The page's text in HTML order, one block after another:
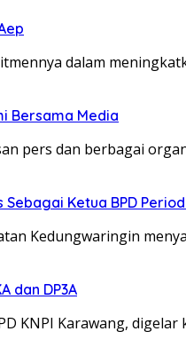
dalam
Bersama Media
pers dan berbagai
Ketua BPD
Kedungwaringin
dan DP3A
KNPI Karawang, digelar